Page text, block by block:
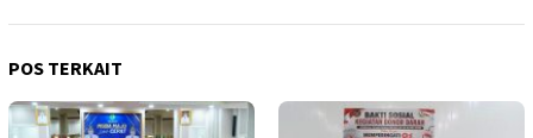
POS TERKAIT